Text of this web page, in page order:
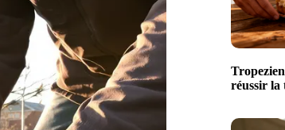
réussir la